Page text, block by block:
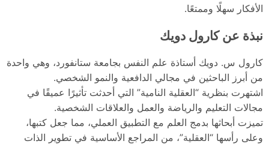
الأفكار سهلًا وممتعًا.
نبذة عن كارول دويك
كارول س. دويك أستاذة علم النفس بجامعة ستانفورد، وهي واحدة
من أبرز الباحثين في مجالي الدافعية والنمو الشخصي.
اشتهرت بنظرية “العقلية النامية” التي أحدثت تأثيرًا عميقًا في
مجالات التعليم والرياضة والعمل والعلاقات الشخصية.
تميزت أبحاثها بدمج العلم مع التطبيق العملي، مما جعل كتبها،
وعلى رأسها “العقلية”، من المراجع الأساسية في تطوير الذات